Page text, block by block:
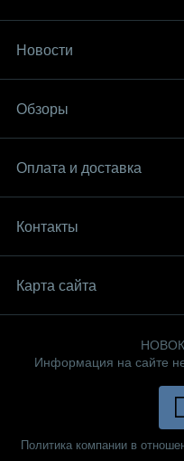
Новости
Обзоры
Оплата и доставка
Контакты
Карта сайта
Информация на сайте
Политика компании в